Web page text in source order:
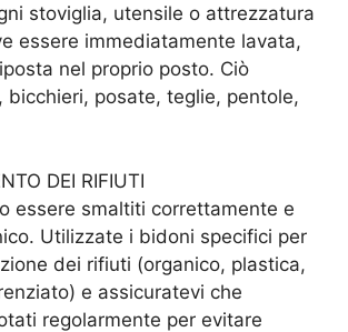
stoviglia, utensile o attrezzatura
essere immediatamente lavata,
nel proprio posto. Ciò
bicchieri, posate, teglie, pentole,
DEI RIFIUTI
essere smaltiti correttamente e
Utilizzate i bidoni specifici per
dei rifiuti (organico, plastica,
e assicuratevi che
regolarmente per evitare